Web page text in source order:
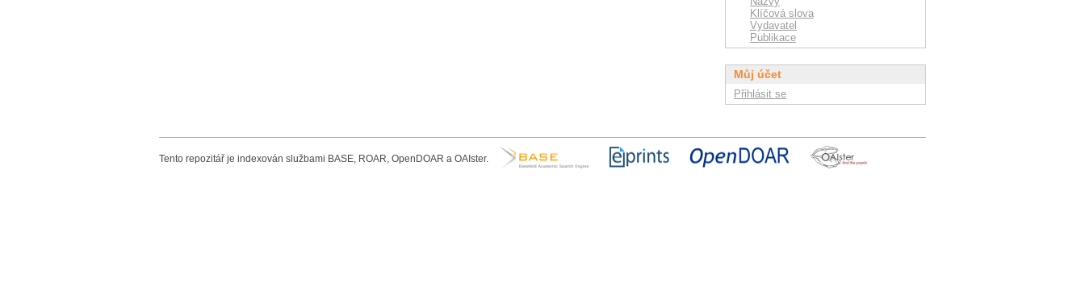
Klíčová slova
Vydavatel
Publikace
Můj účet
Přihlásit se
Tento repozitář je indexován službami BASE, ROAR, OpenDOAR a OAIster.